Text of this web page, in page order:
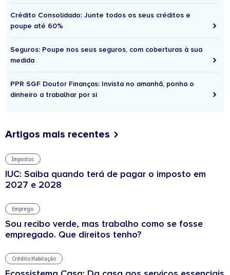
Crédito Consolidado: Junte todos os seus créditos e
poupe até 60%
Seguros: Poupe nos seus seguros, com coberturas à sua
medida
PPR SGF Doutor Finanças: Invista no amanhã, ponha o
dinheiro a trabalhar por si
Artigos mais recentes
Impostos
IUC: Saiba quando terá de pagar o imposto em
2027 e 2028
Emprego
Sou recibo verde, mas trabalho como se fosse
empregado. Que direitos tenho?
Crédito Habitação